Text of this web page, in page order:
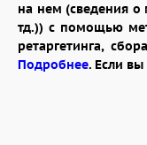
на нем (сведения о
тд.)) с помощью
ретаргетинга,
Подробнее. Если
2026 ©